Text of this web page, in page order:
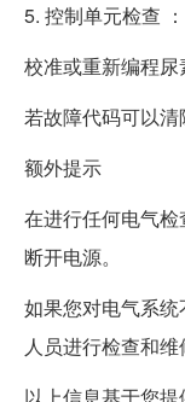
5. 控制单元检查 ：
校准或重新编程尿
若故障代码可以清
额外提示
在进行任何电气
断开电源。
如果您对电气系
人员进行检查和维